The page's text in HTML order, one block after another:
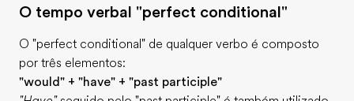
O tempo verbal "perfect conditional"
O "perfect conditional" de qualquer verbo é composto
por três elementos:
"would" + "have" + "past participle"